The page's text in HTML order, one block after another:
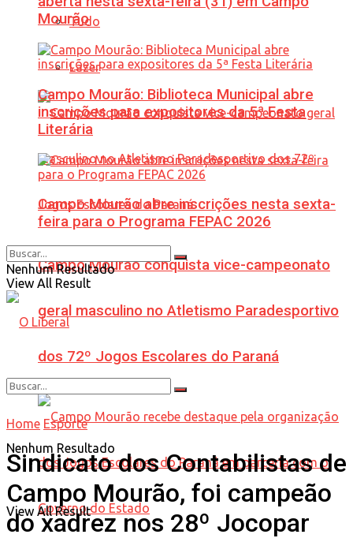
Tudo
Lazer
Campo Mourão conquista vice-campeonato
geral masculino no Atletismo Paradesportivo
dos 72º Jogos Escolares do Paraná
Mourão
Campo Mourão: Biblioteca Municipal abre
inscrições para expositores da 5ª Festa
Literária
Campo Mourão abre inscrições nesta sexta-
feira para o Programa FEPAC 2026
Nenhum Resultado
View All Result
Nenhum Resultado
View All Result
Home Esporte
Sindicato dos Contabilistas de
Campo Mourão, foi campeão
do xadrez nos 28º Jocopar